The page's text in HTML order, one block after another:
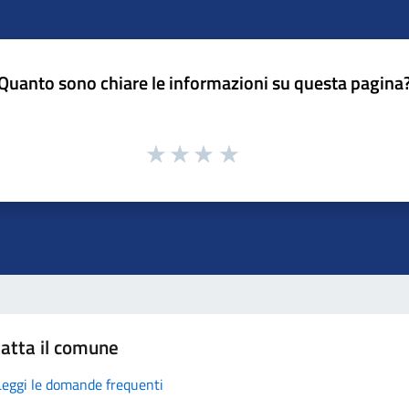
sono chiare le informazioni su questa
il comune
le domande frequenti